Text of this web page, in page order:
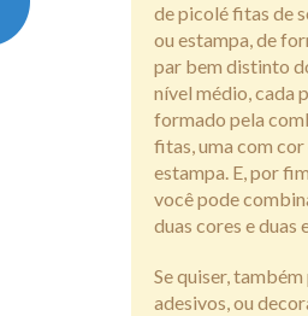
de picolé fitas de
ou estampa, de
par bem distinto
nível médio, cada
formado pela
fitas, uma com
estampa. E, por
você pode
duas cores e duas
Se quiser,
adesivos, ou